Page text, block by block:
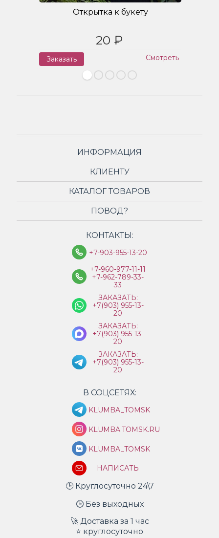
Открытка к букету
20 ₽
Заказать Смотреть
ИНФОРМАЦИЯ
КЛИЕНТУ
КАТАЛОГ ТОВАРОВ
ПОВОД?
КОНТАКТЫ:
+7-903-955-13-20
+7-960-977-11-11
+7-962-789-33-
33
ЗАКАЗАТЬ:
+7(903) 955-13-
20
ЗАКАЗАТЬ:
+7(903) 955-13-
20
ЗАКАЗАТЬ:
+7(903) 955-13-
20
В СОЦСЕТЯХ:
KLUMBA_TOMSK
KLUMBA.TOMSK.RU
KLUMBA_TOMSK
НАПИСАТЬ
🕒 Круглосуточно 24\7
🕒 Без выходных
🚀 Доставка за 1 час
⭐ круглосуточно